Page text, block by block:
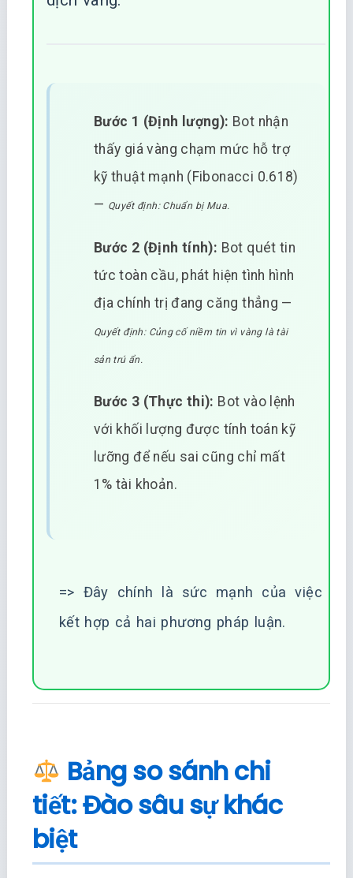
Bước 1 (Định lượng): Bot nhận
thấy giá vàng chạm mức hỗ trợ
kỹ thuật mạnh (Fibonacci 0.618)
— Quyết định: Chuẩn bị Mua.
Bước 2 (Định tính): Bot quét tin
tức toàn cầu, phát hiện tình hình
địa chính trị đang căng thẳng —
Quyết định: Củng cố niềm tin vì vàng là tài
sản trú ẩn.
Bước 3 (Thực thi): Bot vào lệnh
với khối lượng được tính toán kỹ
lưỡng để nếu sai cũng chỉ mất
1% tài khoản.
=> Đây chính là sức mạnh của việc
kết hợp cả hai phương pháp luận.
Bảng so sánh chi
tiết: Đào sâu sự khác
biệt